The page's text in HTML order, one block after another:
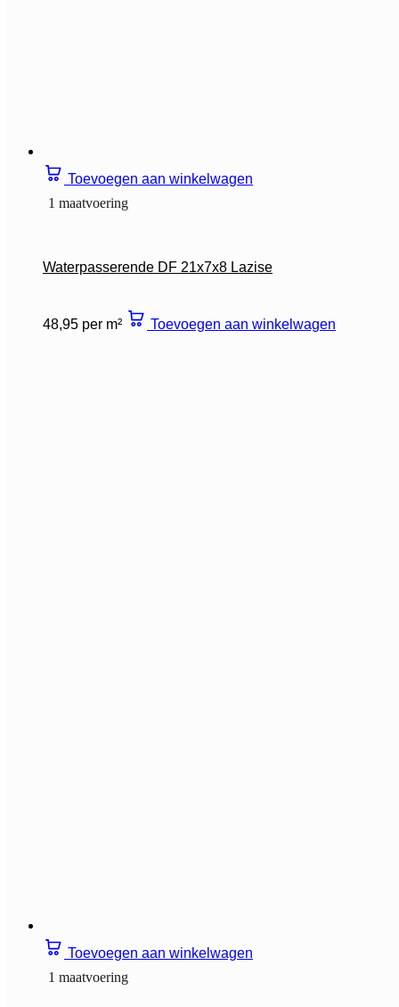
Toevoegen aan winkelwagen
1 maatvoering
Waterpasserende DF 21x7x8 Lazise
48,95 per m² Toevoegen aan winkelwagen
Toevoegen aan winkelwagen
1 maatvoering